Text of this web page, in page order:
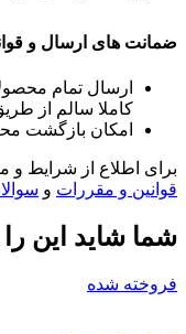
ضمانت های ارسال و
ارسال تمام
کاملا سالم از
امکان بازگشت
برای اطلاع از شرایط
قوانین و مقررات و
شما شاید این
فروخته شده